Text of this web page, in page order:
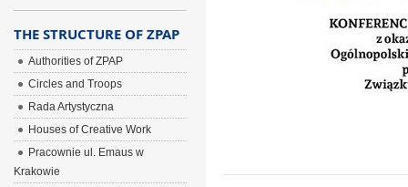
THE STRUCTURE OF ZPAP
Authorities of ZPAP
Circles and Troops
Rada Artystyczna
Houses of Creative Work
Pracownie ul. Emaus w
Krakowie